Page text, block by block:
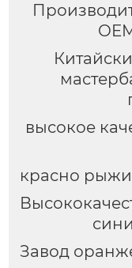
высокое
красно
Завод